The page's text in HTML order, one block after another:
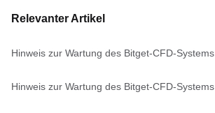
Relevanter Artikel
Hinweis zur Wartung des Bitget-CFD-Systems
Hinweis zur Wartung des Bitget-CFD-Systems